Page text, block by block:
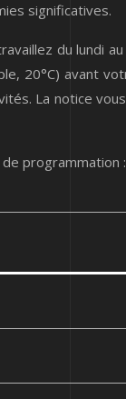
significatives.
du lundi
20°C) avant
La notice
programmation :